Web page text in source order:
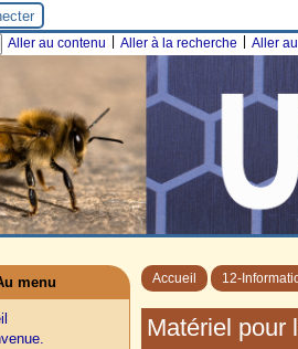
Aller au contenu Aller à la recherche Aller
Accueil 12-
Matériel pour
menu